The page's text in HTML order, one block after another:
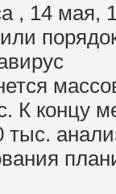
, 14 мая,
К концу
тыс.